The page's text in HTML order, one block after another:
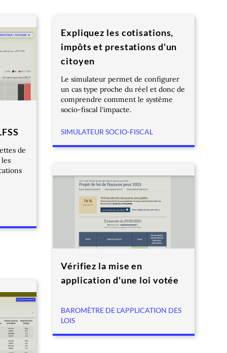
de
Expliquez les cotisations,
impôts et prestations d'un
citoyen
Le simulateur permet de configurer
un cas type proche du réel et donc de
comprendre comment le système
socio-fiscal l'impacte.
SIMULATEUR SOCIO-FISCAL
Vérifiez la mise en
application d'une loi votée
BAROMÈTRE DE L'APPLICATION DES
LOIS